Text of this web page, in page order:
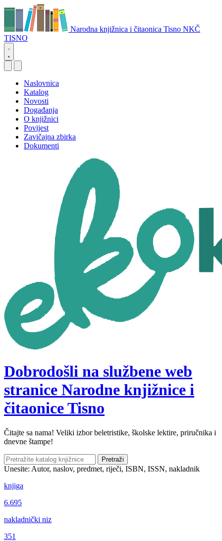
Narodna knjižnica i čitaonica Tisno NKČ
TISNO
Naslovnica
Katalog
Novosti
Događanja
O knjižnici
Povijest
Zavičajna zbirka
Dokumenti
Dobrodošli na službene web
stranice Narodne knjižnice i
čitaonice Tisno
Čitajte sa nama! Veliki izbor beletristike, školske lektire, priručnika i
dnevne štampe!
Pretraži
Unesite: Autor, naslov, predmet, riječi, ISBN, ISSN, nakladnik
knjiga
6.695
nakladnički niz
351